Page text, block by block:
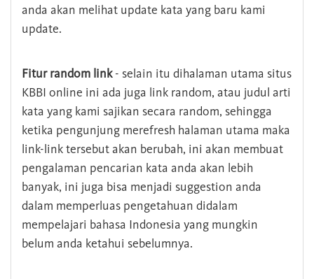
anda akan melihat update kata yang baru kami
update.
Fitur random link- selain itu dihalaman utama situs
KBBI online ini ada juga link random, atau judul arti
kata yang kami sajikan secara random, sehingga
ketika pengunjung merefresh halaman utama maka
link-link tersebut akan berubah, ini akan membuat
pengalaman pencarian kata anda akan lebih
banyak, ini juga bisa menjadi suggestion anda
dalam memperluas pengetahuan didalam
mempelajari bahasa Indonesia yang mungkin
belum anda ketahui sebelumnya.